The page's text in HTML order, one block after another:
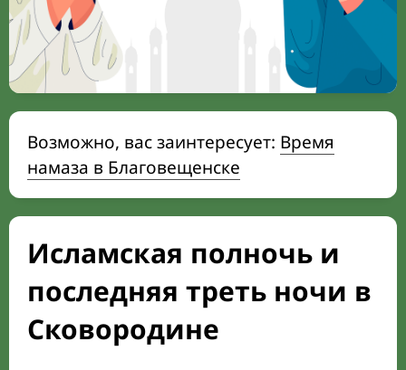
Возможно, вас заинтересует: Время
намаза в Благовещенске
Исламская полночь и
последняя треть ночи в
Сковородине